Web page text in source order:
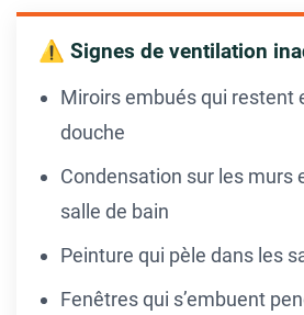
⚠️ Signes de ventilation
Miroirs embués qui restent
douche
Condensation sur les murs
salle de bain
Peinture qui pèle dans les
Fenêtres qui s’embuent